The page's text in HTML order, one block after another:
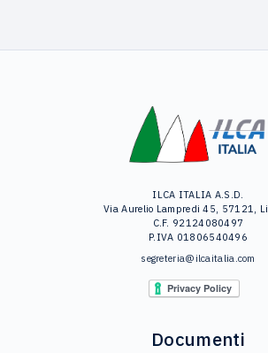
ILCA ITALIA A.S.D.
Via Aurelio Lampredi 45, 57121,
C.F. 92124080497
P.IVA 01806540496
segreteria@ilcaitalia.com
Documenti